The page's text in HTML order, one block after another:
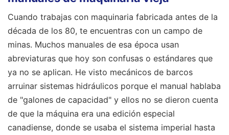
Cuando trabajas con maquinaria fabricada antes de la
década de los 80, te encuentras con un campo de
minas. Muchos manuales de esa época usan
abreviaturas que hoy son confusas o estándares que
ya no se aplican. He visto mecánicos de barcos
arruinar sistemas hidráulicos porque el manual hablaba
de "galones de capacidad" y ellos no se dieron cuenta
de que la máquina era una edición especial
canadiense, donde se usaba el sistema imperial hasta